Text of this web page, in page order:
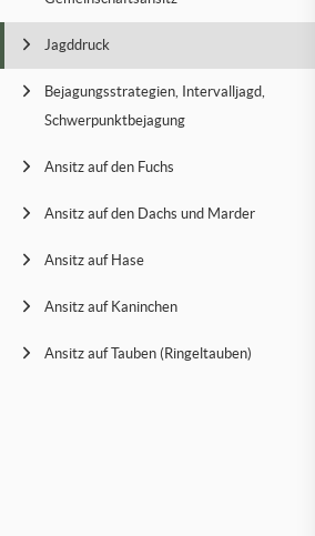
Jagddruck
Bejagungsstrategien, Intervalljagd,
Schwerpunktbejagung
Ansitz auf den Fuchs
Ansitz auf den Dachs und Marder
Ansitz auf Hase
Ansitz auf Kaninchen
Ansitz auf Tauben (Ringeltauben)